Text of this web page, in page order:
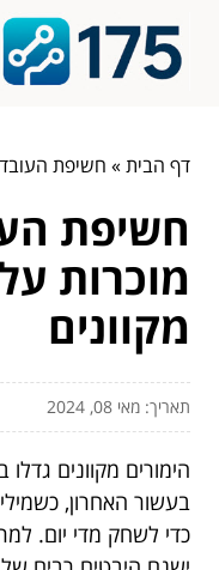
דף הבית» חשיפת
חשיפת
מוכרות
מקוונים
תאריך: מאי 08, 2024
הימורים מקוונים גדלו
בעשור האחרון,
כדי לשחק מדי יום.